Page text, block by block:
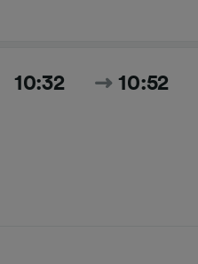
10:32 10:52